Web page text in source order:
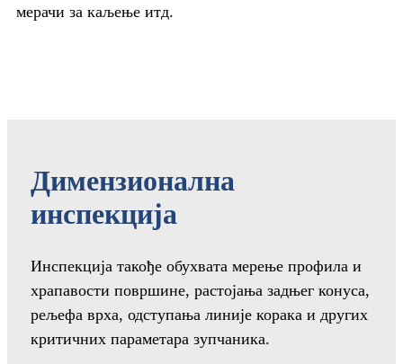
мерачи за каљење итд.
Димензионална
инспекција
Инспекција такође обухвата мерење профила и
храпавости површине, растојања задњег конуса,
рељефа врха, одступања линије корака и других
критичних параметара зупчаника.